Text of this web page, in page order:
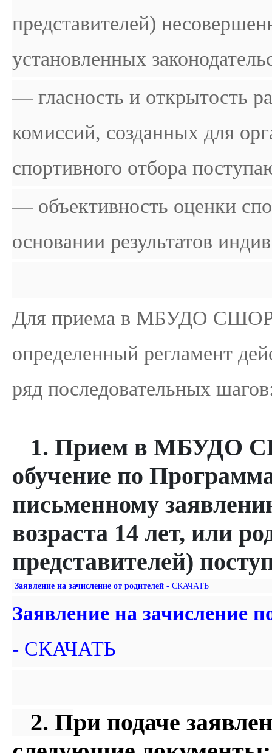
представителей)
установленных
— гласность и открытость
комиссий, созданных для
спортивного отбора
— объективность оценки
основании результатов
Для приема в МБУДО СШОР
определенный регламент
ряд последовательных
1. Прием в МБУДО
обучение по
письменному
возраста 14 лет, или
представителей)
Заявление на зачисление от родителей - СКАЧАТЬ
Заявление на зачисление
- СКАЧАТЬ
2. При подаче